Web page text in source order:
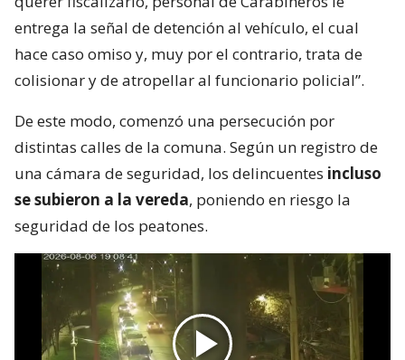
entrega la señal de detención al vehículo, el cual
hace caso omiso y, muy por el contrario, trata de
colisionar y de atropellar al funcionario policial”.
De este modo, comenzó una persecución por
distintas calles de la comuna. Según un registro de
una cámara de seguridad, los delincuentes incluso
se subieron a la vereda, poniendo en riesgo la
seguridad de los peatones.